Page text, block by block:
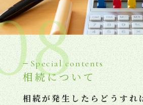
Special contents
相続について
相続が発生したらどうすれ